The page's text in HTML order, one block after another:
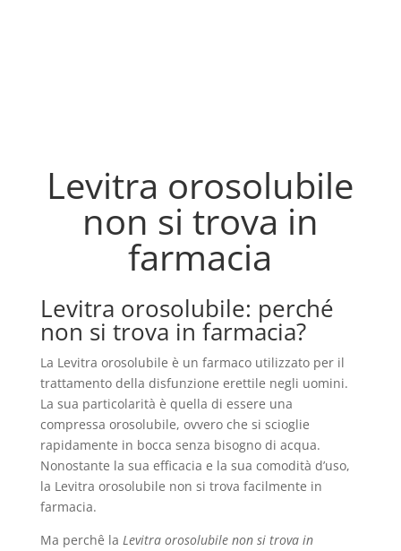
Levitra orosolubile
non si trova in
farmacia
Levitra orosolubile: perché
non si trova in farmacia?
La Levitra orosolubile è un farmaco utilizzato per il
trattamento della disfunzione erettile negli uomini.
La sua particolarità è quella di essere una
compressa orosolubile, ovvero che si scioglie
rapidamente in bocca senza bisogno di acqua.
Nonostante la sua efficacia e la sua comodità d’uso,
la Levitra orosolubile non si trova facilmente in
farmacia.
Ma perchê la Levitra orosolubile non si trova in